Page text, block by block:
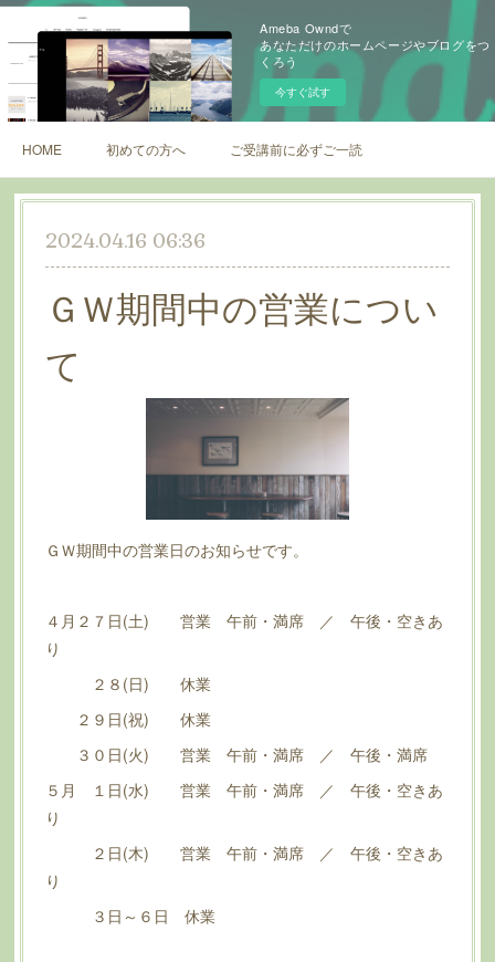
Ameba Owndで
あなただけのホームページやブログをつ
くろう
今すぐ試す
HOME 初めての方へ ご受講前に必ずご一読ください
2024.04.16 06:36
ＧＷ期間中の営業につい
て
ＧＷ期間中の営業日のお知らせです。
４月２７日(土) 営業 午前・満席 ／ 午後・空きあ
り
２８(日) 休業
２９日(祝) 休業
３０日(火) 営業 午前・満席 ／ 午後・満席
５月 １日(水) 営業 午前・満席 ／ 午後・空きあ
り
２日(木) 営業 午前・満席 ／ 午後・空きあ
り
３日～６日 休業